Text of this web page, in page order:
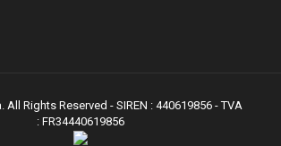
Rights Reserved - SIREN : 440619856 - TVA
: FR34440619856